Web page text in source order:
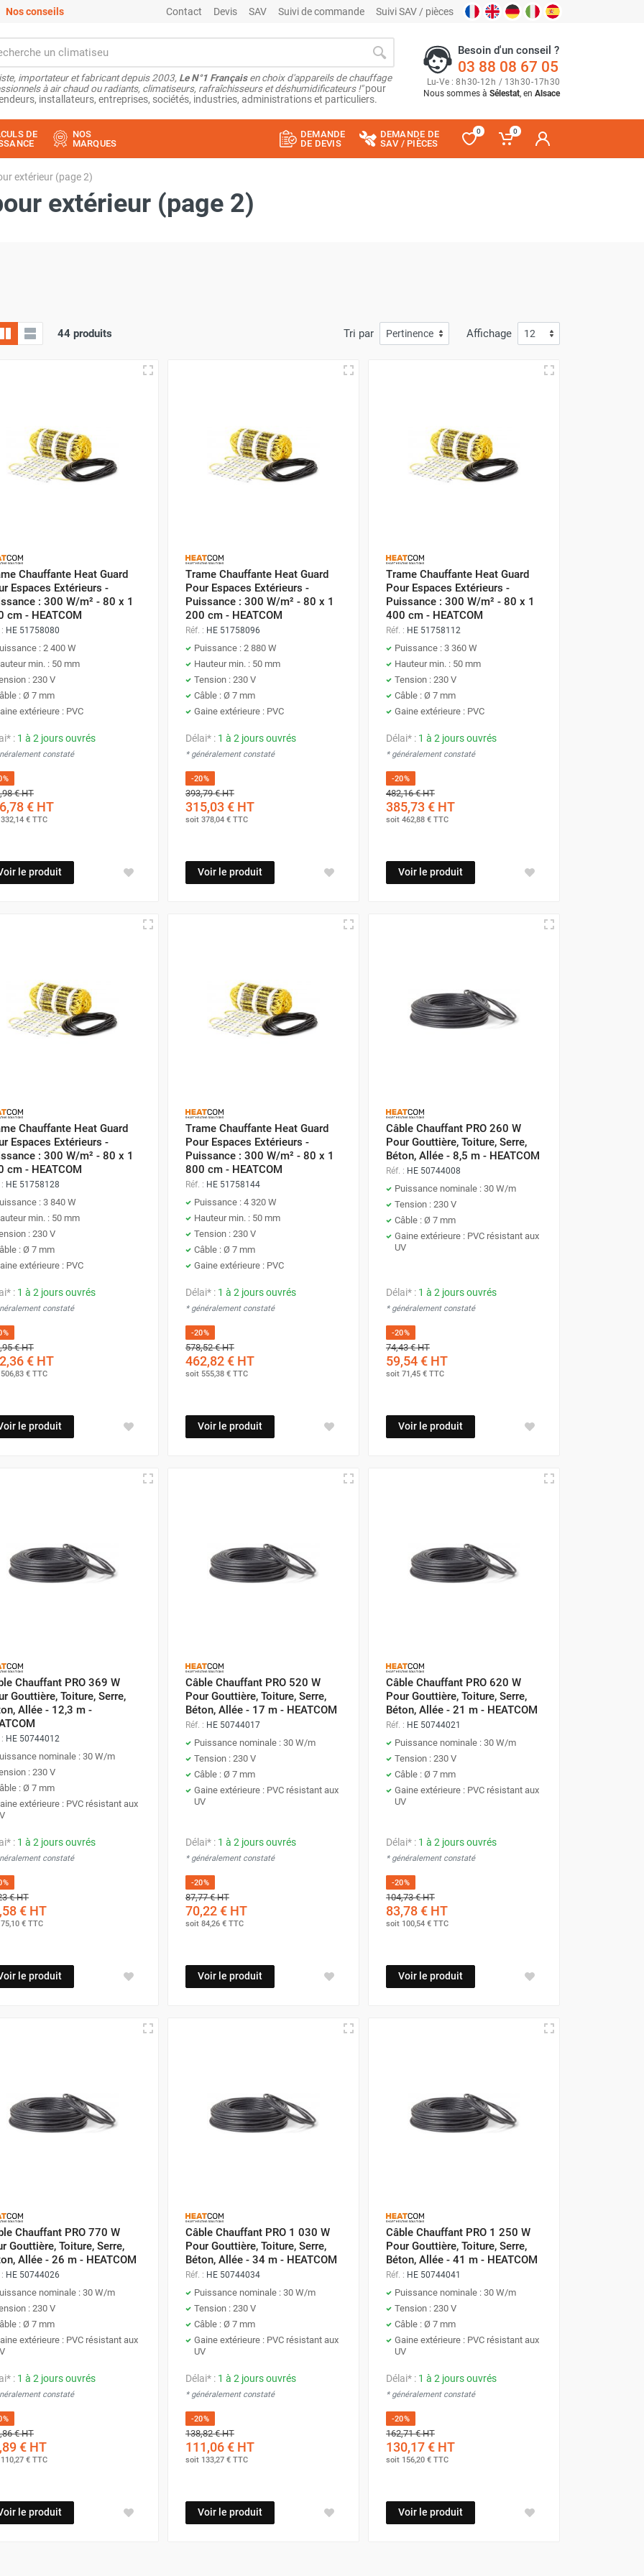
Nos conseils Contact Devis SAV Suivi de commande Suivi SAV / pièces
importateur et fabricant depuis 2003, Le N°1 Françaisen choix d'appareils de chauffage
à air chaud ou radiants, climatiseurs, rafraîchisseurs et déshumidificateurs !"pour
installateurs, entreprises, sociétés, industries, administrations et particuliers.
Besoin d'un conseil ?
03 88 08 67 05
Lu-Ve : 8h30-12h / 13h30-17h30
Nous sommes à Sélestat, en Alsace
DE
NOS
MARQUES
DEMANDE
DE DEVIS
DEMANDE DE
SAV / PIÈCES
0 0
extérieur (page 2)
extérieur (page 2)
44 produits Tri par Affichage
Chauffante Heat Guard
Espaces Extérieurs -
: 300 W/m² - 80 x 1
cm - HEATCOM
HE 51758080
: 2 400 W
min. : 50 mm
: 230 V
: Ø 7 mm
extérieure : PVC
: 1 à 2 jours ouvrés
constaté
€HT
€ HT
332,14 € TTC
le produit
Trame Chauffante Heat Guard
Pour Espaces Extérieurs -
Puissance : 300 W/m² - 80 x 1
200 cm - HEATCOM
Réf. : HE 51758096
Puissance : 2 880 W
Hauteur min. : 50 mm
Tension : 230 V
Câble : Ø 7 mm
Gaine extérieure : PVC
Délai* : 1 à 2 jours ouvrés
* généralement constaté
-20%
393,79 €HT
315,03 €HT
soit 378,04 €TTC
Voir le produit
Trame Chauffante Heat Guard
Pour Espaces Extérieurs -
Puissance : 300 W/m² - 80 x 1
400 cm - HEATCOM
Réf. : HE 51758112
Puissance : 3 360 W
Hauteur min. : 50 mm
Tension : 230 V
Câble : Ø 7 mm
Gaine extérieure : PVC
Délai* : 1 à 2 jours ouvrés
* généralement constaté
-20%
482,16 €HT
385,73 €HT
soit 462,88 €TTC
Voir le produit
Chauffante Heat Guard
Espaces Extérieurs -
: 300 W/m² - 80 x 1
cm - HEATCOM
HE 51758128
: 3 840 W
min. : 50 mm
: 230 V
: Ø 7 mm
extérieure : PVC
: 1 à 2 jours ouvrés
constaté
€HT
€ HT
506,83 € TTC
le produit
Trame Chauffante Heat Guard
Pour Espaces Extérieurs -
Puissance : 300 W/m² - 80 x 1
800 cm - HEATCOM
Réf. : HE 51758144
Puissance : 4 320 W
Hauteur min. : 50 mm
Tension : 230 V
Câble : Ø 7 mm
Gaine extérieure : PVC
Délai* : 1 à 2 jours ouvrés
* généralement constaté
-20%
578,52 €HT
462,82 €HT
soit 555,38 €TTC
Voir le produit
Câble Chauffant PRO 260 W
Pour Gouttière, Toiture, Serre,
Béton, Allée - 8,5 m - HEATCOM
Réf. : HE 50744008
Puissance nominale : 30 W/m
Tension : 230 V
Câble : Ø 7 mm
Gaine extérieure : PVC résistant aux
UV
Délai* : 1 à 2 jours ouvrés
* généralement constaté
-20%
74,43 €HT
59,54 €HT
soit 71,45 €TTC
Voir le produit
Chauffant PRO 369 W
Gouttière, Toiture, Serre,
Allée - 12,3 m -
HE 50744012
nominale : 30 W/m
: 230 V
: Ø 7 mm
extérieure : PVC résistant aux
: 1 à 2 jours ouvrés
constaté
€HT
€ HT
75,10 € TTC
le produit
Câble Chauffant PRO 520 W
Pour Gouttière, Toiture, Serre,
Béton, Allée - 17 m - HEATCOM
Réf. : HE 50744017
Puissance nominale : 30 W/m
Tension : 230 V
Câble : Ø 7 mm
Gaine extérieure : PVC résistant aux
UV
Délai* : 1 à 2 jours ouvrés
* généralement constaté
-20%
87,77 €HT
70,22 €HT
soit 84,26 €TTC
Voir le produit
Câble Chauffant PRO 620 W
Pour Gouttière, Toiture, Serre,
Béton, Allée - 21 m - HEATCOM
Réf. : HE 50744021
Puissance nominale : 30 W/m
Tension : 230 V
Câble : Ø 7 mm
Gaine extérieure : PVC résistant aux
UV
Délai* : 1 à 2 jours ouvrés
* généralement constaté
-20%
104,73 €HT
83,78 €HT
soit 100,54 €TTC
Voir le produit
Chauffant PRO 770 W
Gouttière, Toiture, Serre,
Allée - 26 m - HEATCOM
HE 50744026
nominale : 30 W/m
: 230 V
: Ø 7 mm
extérieure : PVC résistant aux
: 1 à 2 jours ouvrés
constaté
€HT
€ HT
110,27 € TTC
le produit
Câble Chauffant PRO 1 030 W
Pour Gouttière, Toiture, Serre,
Béton, Allée - 34 m - HEATCOM
Réf. : HE 50744034
Puissance nominale : 30 W/m
Tension : 230 V
Câble : Ø 7 mm
Gaine extérieure : PVC résistant aux
UV
Délai* : 1 à 2 jours ouvrés
* généralement constaté
-20%
138,82 €HT
111,06 €HT
soit 133,27 €TTC
Voir le produit
Câble Chauffant PRO 1 250 W
Pour Gouttière, Toiture, Serre,
Béton, Allée - 41 m - HEATCOM
Réf. : HE 50744041
Puissance nominale : 30 W/m
Tension : 230 V
Câble : Ø 7 mm
Gaine extérieure : PVC résistant aux
UV
Délai* : 1 à 2 jours ouvrés
* généralement constaté
-20%
162,71 €HT
130,17 €HT
soit 156,20 €TTC
Voir le produit